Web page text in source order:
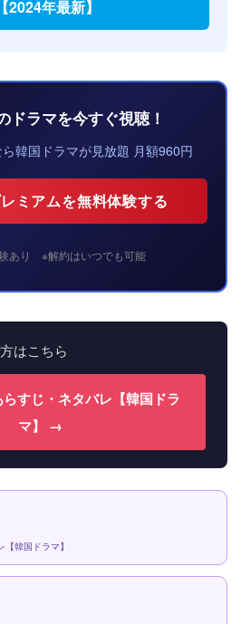
2024年最新】
ドラマを今すぐ視聴！
韓国ドラマが見放題 月額960円
ミアムを無料体験する
あり ※解約はいつでも可能
はこちら
すじ・ネタバレ【韓国ドラ
マ】 →
韓国ドラマ】